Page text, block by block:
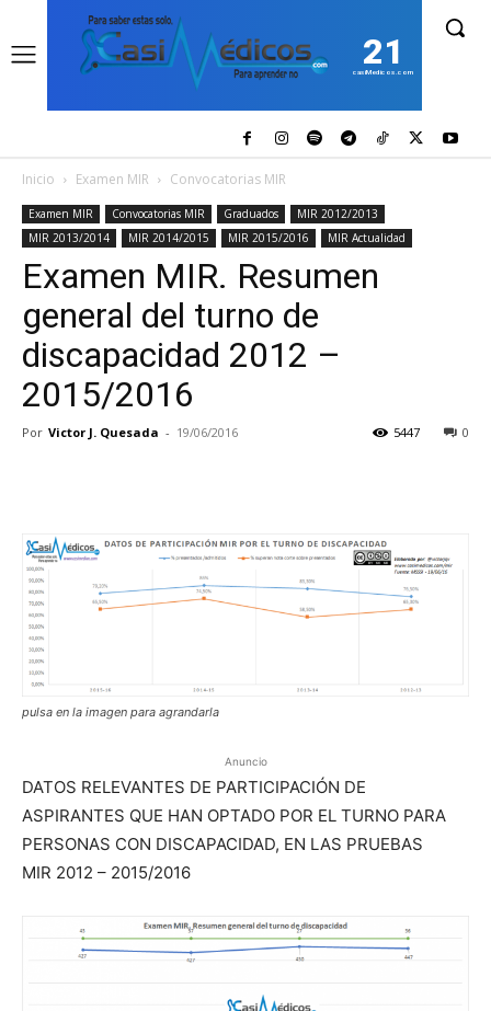
21
casiMedicos.com
Inicio Examen MIR Convocatorias MIR
Examen MIR Convocatorias MIR Graduados
MIR 2012/2013
MIR 2013/2014
MIR 2014/2015 MIR 2015/2016 MIR Actualidad
Examen MIR. Resumen
general del turno de
discapacidad 2012 –
2015/2016
Por Victor J. Quesada - 19/06/2016 0
5447
pulsa en la imagen para agrandarla
Anuncio
DATOS RELEVANTES DE PARTICIPACIÓN DE
ASPIRANTES QUE HAN OPTADO POR EL TURNO PARA
PERSONAS CON DISCAPACIDAD, EN LAS PRUEBAS
MIR 2012 – 2015/2016